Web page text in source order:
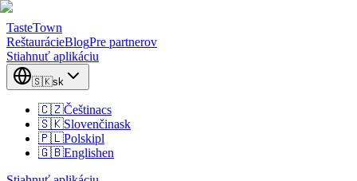
TasteTown
ReštaurácieBlogPre partnerov
Stiahnuť aplikáciu
🇸🇰sk
🇨🇿Češtinacs
🇸🇰Slovenčinask
🇵🇱Polskipl
🇬🇧Englishen